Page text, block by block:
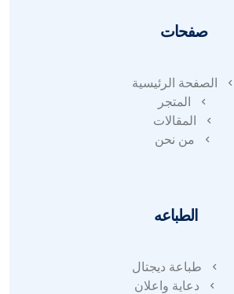
صفحات
الصفحة الرئيسية
المتجر
المقالات
من نحن
الطباعه
طباعة ديجتال
دعاية واعلان